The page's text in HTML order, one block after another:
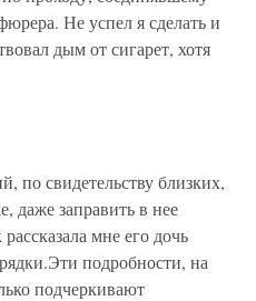
Не успел я сделать и
дым от сигарет, хотя
по свидетельству близких,
даже заправить в нее
мне его дочь
подробности, на
подчеркивают